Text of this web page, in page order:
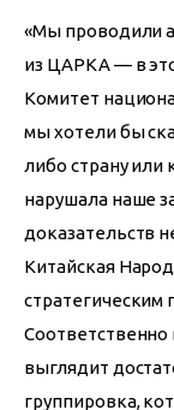
«Мы проводили
из ЦАРКА — в
Комитет
мы хотели бы
либо страну или
нарушала наше
доказательств
Китайская
стратегическим
Соответственно
выглядит
группировка,